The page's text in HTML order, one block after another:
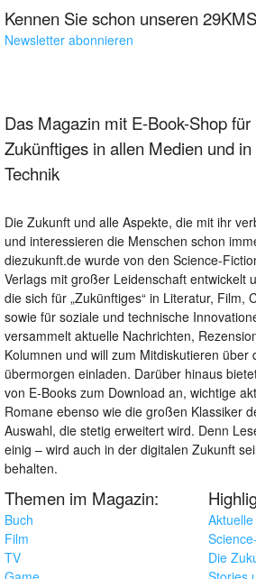
Kennen Sie schon unseren
Newsletter abonnieren
Das Magazin mit E-Book-Shop
Zukünftiges in allen Medien und
Technik
Die Zukunft und alle Aspekte, die mit ihr
und interessieren die Menschen schon
diezukunft.de wurde von den Science-
Verlags mit großer Leidenschaft entwickelt
die sich für „Zukünftiges“ in Literatur, Film,
sowie für soziale und technische
versammelt aktuelle Nachrichten,
Kolumnen und will zum Mitdiskutieren über
übermorgen einladen. Darüber hinaus
von E-Books zum Download an, wichtige
Romane ebenso wie die großen Klassiker
Auswahl, die stetig erweitert wird. Denn
einig – wird auch in der digitalen Zukunft
behalten.
Themen im Magazin:
Buch
Film
TV
Die